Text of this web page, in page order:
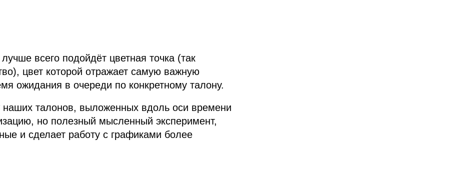
всего подойдёт цветная точка (так
цвет которой отражает самую важную
ожидания в очереди по конкретному талону.
талонов, выложенных вдоль оси времени
но полезный мысленный эксперимент,
и сделает работу с графиками более